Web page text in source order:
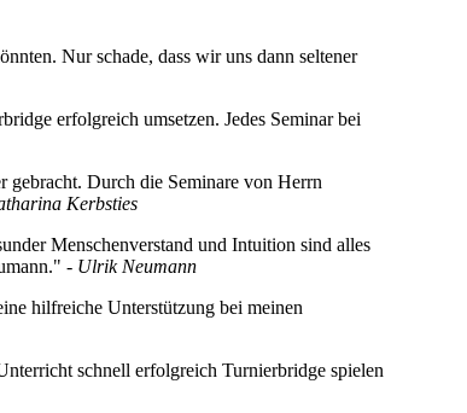
Nur schade, dass wir uns dann seltener
erfolgreich umsetzen. Jedes Seminar bei
gebracht. Durch die Seminare von Herrn
Kerbsties
Menschenverstand und Intuition sind alles
- Ulrik Neumann
hilfreiche Unterstützung bei meinen
schnell erfolgreich Turnierbridge spielen